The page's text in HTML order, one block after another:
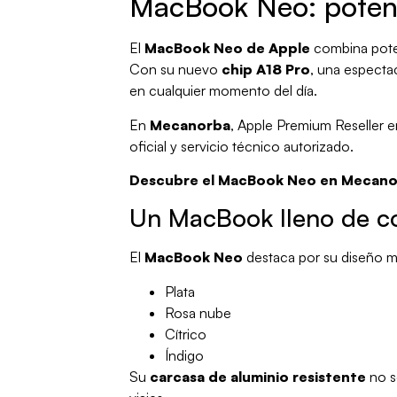
El MacBook Neo de Apple combina
Con su nuevo chip A18 Pro, una
en cualquier momento del día.
En Mecanorba, Apple Premium Reseller
oficial y servicio técnico autorizado.
Descubre el MacBook Neo en
Un MacBook lleno de
El MacBook Neo destaca por su diseño
Plata
Rosa nube
Cítrico
Índigo
Su carcasa de aluminio resistente no